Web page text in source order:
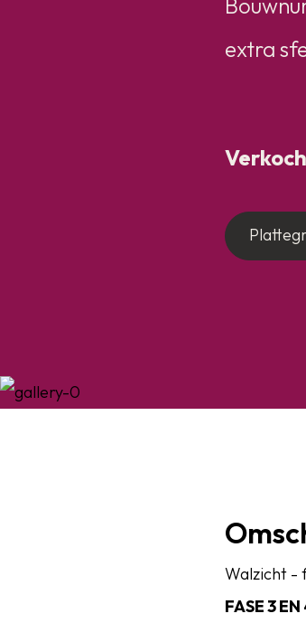
extra
Walzicht -
FASE 3